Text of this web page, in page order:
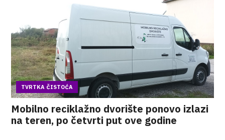
TVRTKA ČISTOĆA
Mobilno reciklažno dvorište ponovo izlazi
na teren, po četvrti put ove godine